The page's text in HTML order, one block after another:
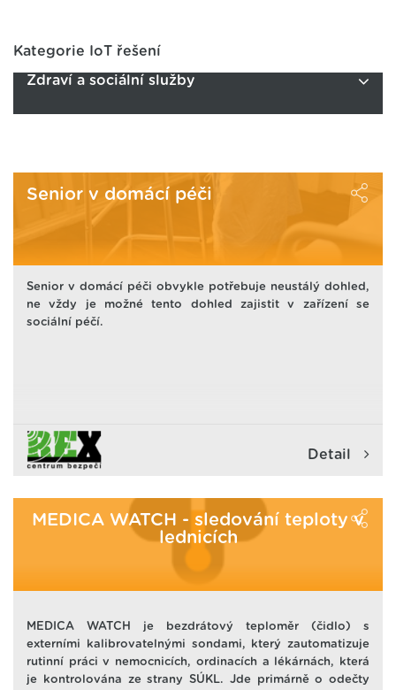
Kategorie IoT řešení
Zdraví a sociální služby
Senior v domácí péči
Senior v domácí péči obvykle potřebuje neustálý dohled,
ne vždy je možné tento dohled zajistit v zařízení se
sociální péčí.
Detail
MEDICA WATCH - sledování teploty v
lednicích
MEDICA WATCH je bezdrátový teploměr (čidlo) s
externími kalibrovatelnými sondami, který zautomatizuje
rutinní práci v nemocnicích, ordinacích a lékárnách, která
je kontrolována ze strany SÚKL. Jde primárně o odečty